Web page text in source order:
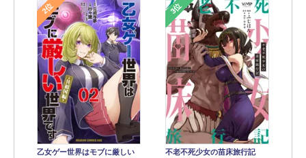
2位
乙女ゲー世界はモブに厳しい
3位
不老不死少女の苗床旅行記